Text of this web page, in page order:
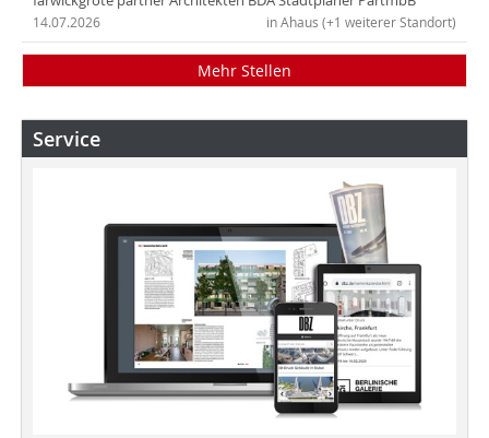
in Ahaus (+1 weiterer Standort)
14.07.2026
Mehr Stellen
Service